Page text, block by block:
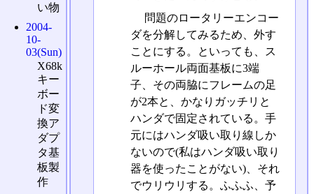
問題のロータリーエンコー
ダを分解してみるため、外す
ことにする。といっても、ス
ルーホール両面基板に3端
子、その両脇にフレームの足
が2本と、かなりガッチリと
ハンダで固定されている。手
元にはハンダ吸い取り線しか
ないので(私はハンダ吸い取り
器を使ったことがない)、それ
でウリウリする。ふふふ、予
い物
2004-
10-
03(Sun)
X68k
キー
ボー
ド変
換ア
ダプ
タ基
板製
作